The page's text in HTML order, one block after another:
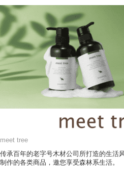
meet tree
传承百年的老字号木材公司所打造的生活
制作的各类商品，邀您享受森林系生活。